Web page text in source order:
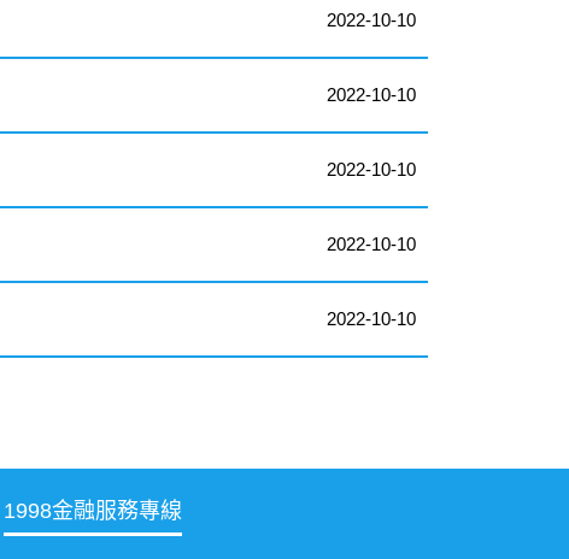
2022-10-10
2022-10-10
2022-10-10
2022-10-10
2022-10-10
1998金融服務專線